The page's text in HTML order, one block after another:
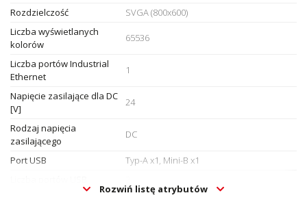
Rozdzielczość
SVGA (800x600)
Liczba wyświetlanych
kolorów
65536
Liczba portów Industrial
Ethernet
1
Napięcie zasilające dla DC
[V]
24
Rodzaj napięcia
zasilającego
DC
Port USB
Typ-A x1, Mini-B x1
Rozwiń listę atrybutów